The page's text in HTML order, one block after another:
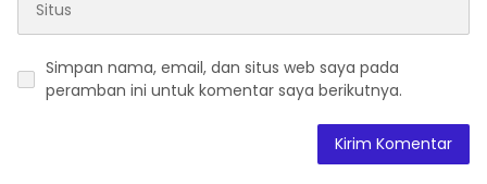
Simpan nama, email, dan situs web saya pada
peramban ini untuk komentar saya berikutnya.